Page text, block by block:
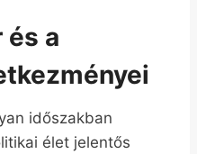
a
időszakban
élet jelentős